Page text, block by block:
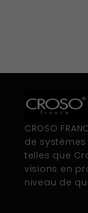
CROSO
de
telles que
visions en
niveau de